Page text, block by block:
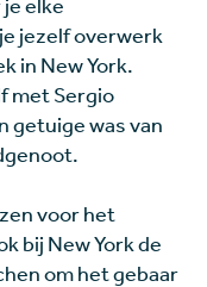
jezelf overwerk
in New York.
met Sergio
getuige was van
voor het
bij New York de
om het gebaar